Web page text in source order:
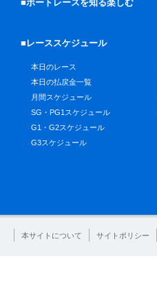
■ボートレースを知る楽しむ
■レーススケジュール
本日のレース
本日の払戻金一覧
月間スケジュール
SG・PG1スケジュール
G1・G2スケジュール
G3スケジュール
本サイトについて サイトポリシー